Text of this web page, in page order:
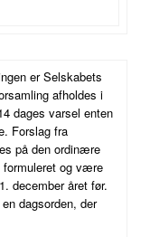
er Selskabets
afholdes i
dages varsel enten
Forslag fra
på den ordinære
og være
december året før.
dagsorden, der